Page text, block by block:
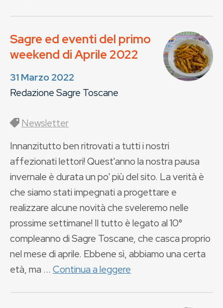
Sagre ed eventi del primo
weekend di Aprile 2022
31 Marzo 2022
Redazione Sagre Toscane
Newsletter
Innanzitutto ben ritrovati a tutti i nostri
affezionati lettori! Quest'anno la nostra pausa
invernale è durata un po' più del sito. La verità è
che siamo stati impegnati a progettare e
realizzare alcune novità che sveleremo nelle
prossime settimane! Il tutto è legato al 10°
compleanno di Sagre Toscane, che casca proprio
nel mese di aprile. Ebbene sì, abbiamo una certa
età, ma ... Continua a leggere